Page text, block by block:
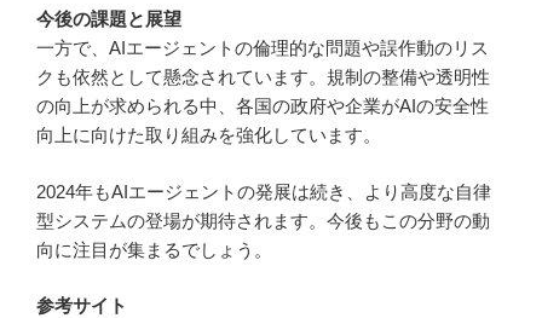
今後の課題と展望
一方で、AIエージェントの倫理的な問題や誤作動のリス
クも依然として懸念されています。規制の整備や透明性
の向上が求められる中、各国の政府や企業がAIの安全性
向上に向けた取り組みを強化しています。
2024年もAIエージェントの発展は続き、より高度な自律
型システムの登場が期待されます。今後もこの分野の動
向に注目が集まるでしょう。
参考サイト